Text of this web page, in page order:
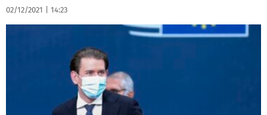
02/12/2021 14:23